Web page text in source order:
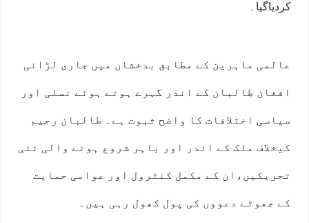
کردیاگیا۔
عالمی ماہرین کے مطابق بدخشاں میں جاری لڑائی
افغان طالبان کے اندر گہرے ہوتے ہوئے نسلی اور
سیاسی اختلافات کا واضح ثبوت ہے۔ طالبان رجیم
کیخلاف ملک کے اندر اور باہر شروع ہونے والی نئی
تحریکیں،ان کے مکمل کنٹرول اور عوامی حمایت
کے جھوٹے دعووں کی پول کھول رہی ہیں۔